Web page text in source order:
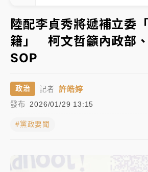
中颱白海豚風雨來了！中部以北防
響最劇烈
白海豚逼近！北市水門只出不進 未
4800＋拖吊費
油價持續凍漲！ 中油宣布下周一汽
路鷹架倒塌壓2車
連根拔起
▲
▼
陸配李貞秀將遞補立委
籍」 柯文哲籲內政部
SOP
政治 記者 許皓婷
發布 2026/01/29 13:15
#黨政要聞